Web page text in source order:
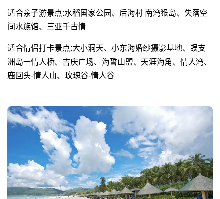
适合亲子游景点:水稻国家公园、后海村 南湾猴岛、失落空
间水族馆、三亚千古情
适合情侣打卡景点:大小洞天、小东海婚纱摄影基地、蜈支
洲岛一情人桥、吉庆广场、海誓山盟、天涯海角、情人湾、
鹿回头-情人山、玫瑰谷-情人谷